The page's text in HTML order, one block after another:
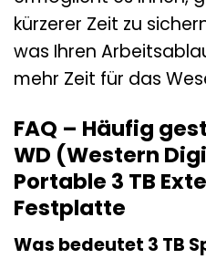
kürzerer Zeit zu
was Ihren
mehr Zeit für das
FAQ – Häufig
WD (Western
Portable 3 TB
Festplatte
Was bedeutet 3 TB